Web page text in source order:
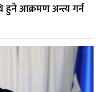
हुने आक्रमण अन्त्य गर्न